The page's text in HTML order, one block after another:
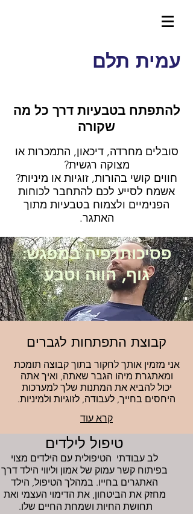
עמית תלם
להתפתח בטבעיות דרך כל מה
שקורה
סובלים מחרדה, דיכאון, התמכרות או
מצוקה רגשית?
חווים קושי בהורות, זוגיות או מיניות?
אשמח לסייע לכם להתחבר לכוחות
הפנימיים ולצמוח בטבעיות מתוך
האתגר.
פסיכותרפיה במפגש:
גוף, הווה וטבע
קבוצת התפתחות לגברים
אני מזמין אותך לחקור בתוך קבוצה תומכת
ומאתגרת מיהו הגבר שאתה, ואיך אתה
יכול להביא את המתנות שלך למערכות
היחסים בחייך, לעבודה, לזוגיות ולמיניות.
קרא עוד
טיפול לילדים
לב עבודתי הטיפולית עם הילדים מצוי
בפיתוח קשר עמוק של אמון וליווי הילד דרך
האתגרים בחייו. במהלך הטיפול, הילד
מחזק את הביטחון, את הדימוי העצמי ואת
תחושת החיות ושמחת החיים שלו.